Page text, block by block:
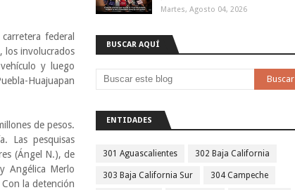
federal
los involucrados
y luego
Huajuapan
de pesos.
Las pesquisas
(Ángel N.), de
Angélica Merlo
la detención
Martes, Agosto 04, 2026
BUSCAR AQUÍ
ENTIDADES
301 Aguascalientes 302 Baja California
303 Baja California Sur 304 Campeche